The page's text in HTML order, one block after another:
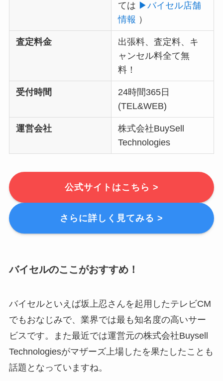
ては ▶︎バイセル店舗
情報 ）
査定料金
出張料、査定料、キ
ャンセル料全て無
料！
受付時間
24時間365日
(TEL&WEB)
運営会社
株式会社BuySell
Technologies
公式サイトはこちら >
さらに詳しく見てみる >
バイセルのここがおすすめ！
バイセルといえば坂上忍さんを起用したテレビCM
でもおなじみで、業界では最も知名度の高いサー
ビスです。また最近では運営元の株式会社Buysell
Technologiesがマザーズ上場したを果たしたことも
話題となっていますね。